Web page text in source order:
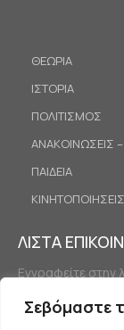
Σεβόμαστε
ΘΕΩΡΙΑ
ΙΣΤΟΡΙΑ
ΠΟΛΙΤΙΣΜΟΣ
ΑΝΑΚΟΙΝΩΣΕΙΣ
ΠΑΙΔΕΙΑ
ΚΙΝΗΤΟΠΟΙΗΣΕΙΣ
ΛΙΣΤΑ
Εγγραφείτε στην